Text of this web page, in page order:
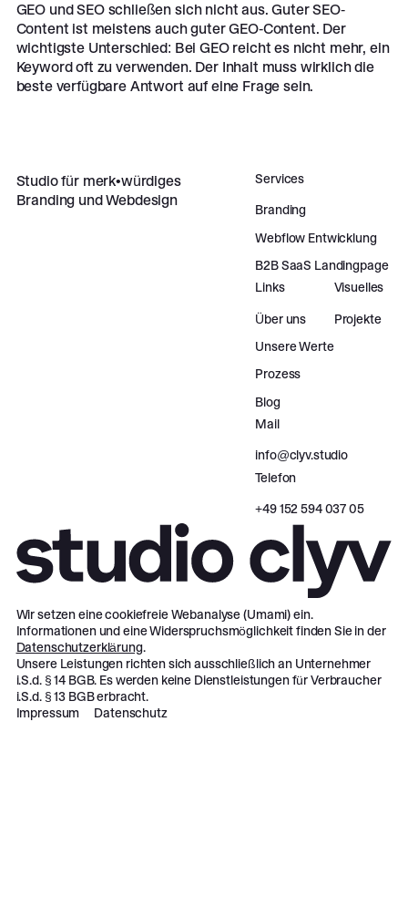
GEO und SEO schließen sich nicht aus. Guter SEO-
Content ist meistens auch guter GEO-Content. Der
wichtigste Unterschied: Bei GEO reicht es nicht mehr, ein
Keyword oft zu verwenden. Der Inhalt muss wirklich die
beste verfügbare Antwort auf eine Frage sein.
Studio für merk•würdiges
Branding und Webdesign
Services
Branding
Webflow Entwicklung
B2B SaaS Landingpage
Links
Über uns
Unsere Werte
Prozess
Blog
Visuelles
Projekte
Mail
info@clyv.studio
Telefon
‪+49 152 594 037 05‬
Wir setzen eine cookiefreie Webanalyse (Umami) ein.
Informationen und eine Widerspruchsmöglichkeit finden Sie in der
Datenschutzerklärung.
Unsere Leistungen richten sich ausschließlich an Unternehmer
i.S.d. § 14 BGB. Es werden keine Dienstleistungen für Verbraucher
i.S.d. § 13 BGB erbracht.
Impressum
Datenschutz